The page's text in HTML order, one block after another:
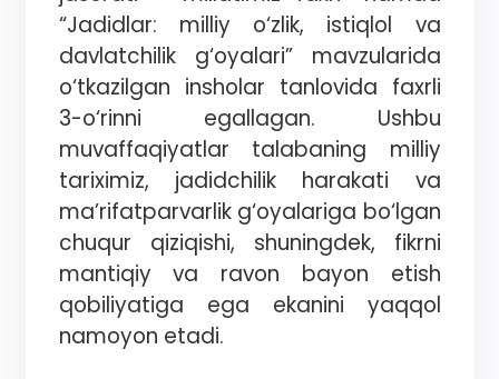
“Jadidlar: milliy o‘zlik, istiqlol va
davlatchilik g‘oyalari” mavzularida
o‘tkazilgan insholar tanlovida faxrli
3-o‘rinni egallagan. Ushbu
muvaffaqiyatlar talabaning milliy
tariximiz, jadidchilik harakati va
ma’rifatparvarlik g‘oyalariga bo‘lgan
chuqur qiziqishi, shuningdek, fikrni
mantiqiy va ravon bayon etish
qobiliyatiga ega ekanini yaqqol
namoyon etadi.